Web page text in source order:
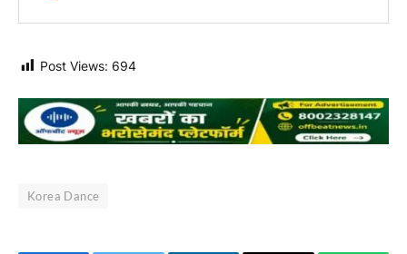
Post Views: 694
Korea Dance